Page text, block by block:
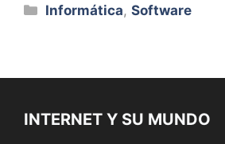
Categorías
Informática,Software
INTERNET Y SU MUNDO